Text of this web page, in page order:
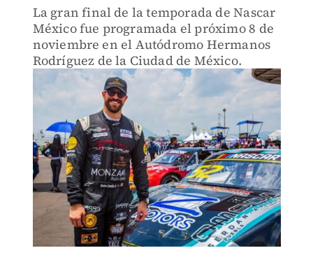
La gran final de la temporada de Nascar
México fue programada el próximo 8 de
noviembre en el Autódromo Hermanos
Rodríguez de la Ciudad de México.